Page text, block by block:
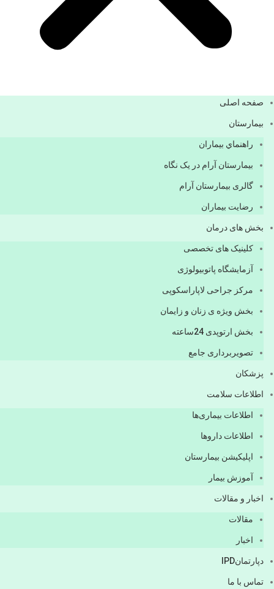
صفحه اصلی
بيمارستان
راهنماي بیماران
بیمارستان آرام در یک نگاه
گالری بیمارستان آرام
رضایت بیماران
بخش های درمان
کلینیک های تخصصی
آزمایشگاه پاتوبیولوژی
مرکز جراحی لاپاراسکوپی
بخش ویژه ی زنان و زایمان
بخش ارتوپدی 24ساعته
تصویربرداری جامع
پزشكان
اطلاعات سلامت
اطلاعات بیماری‌ها
اطلاعات دارو‌ها
اپليكيشن بيمارستان
آموزش بیمار
اخبار و مقالات
مقالات
اخبار
دپارتمانIPD
تماس با ما